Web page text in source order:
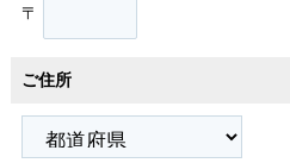
〒
ご住所